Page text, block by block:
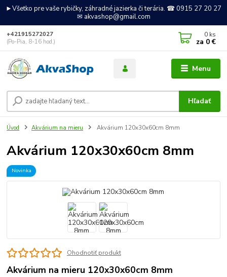
►Všetko pre vaše rybičky, záhradné jazierka či terária. ☎ 0915 27 20 27
✉ akvashop@gmail.com
Menu
Hľadať
+421915272027
(Po-Pia, 8-16 hod.)
0 ks
za 0 €
Úvod Akvárium na mieru Akvárium 120x30x60cm 8mm
Akvárium 120x30x60cm 8mm
Novinka
Ohodnotiť produkt
Akvárium na mieru 120x30x60cm 8mm